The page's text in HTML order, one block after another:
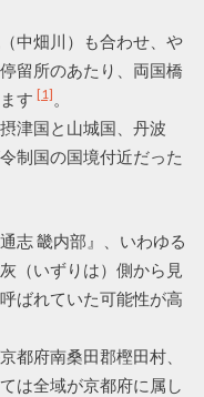
中畑川）も合わせ、や
留所のあたり、両国橋
す [1] 。
津国と山城国、丹波
制国の国境付近だった
志 畿内部』、いわゆる
（いずりは）側から見
ばれていた可能性が高
都府南桑田郡樫田村、
は全域が京都府に属し